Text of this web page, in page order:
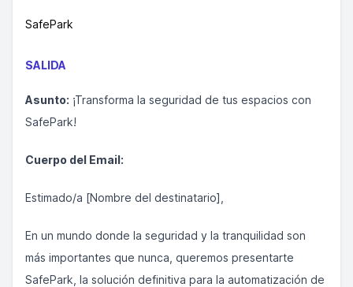
SafePark
SALIDA
Asunto: ¡Transforma la seguridad de tus espacios con
SafePark!
Cuerpo del Email:
Estimado/a [Nombre del destinatario],
En un mundo donde la seguridad y la tranquilidad son
más importantes que nunca, queremos presentarte
SafePark, la solución definitiva para la automatización de